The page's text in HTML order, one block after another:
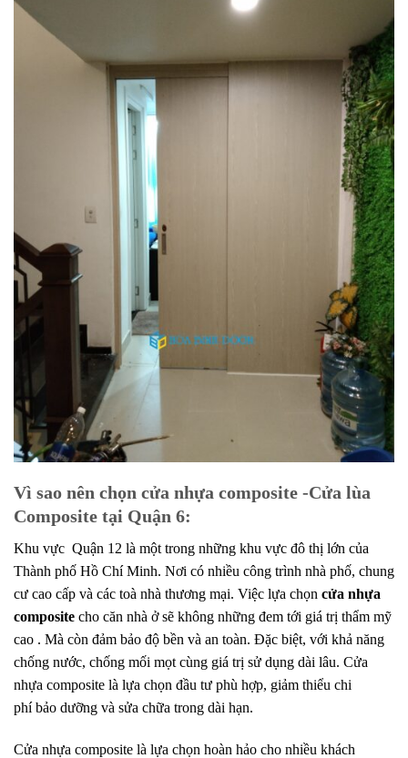
Vì sao nên chọn cửa nhựa composite -Cửa lùa
Composite tại Quận 6:
Khu vực Quận 12 là một trong những khu vực đô thị lớn của
Thành phố Hồ Chí Minh. Nơi có nhiều công trình nhà phố, chung
cư cao cấp và các toà nhà thương mại. Việc lựa chọn cửa nhựa
composite cho căn nhà ở sẽ không những đem tới giá trị thẩm mỹ
cao . Mà còn đảm bảo độ bền và an toàn. Đặc biệt, với khả năng
chống nước, chống mối mọt cùng giá trị sử dụng dài lâu. Cửa
nhựa composite là lựa chọn đầu tư phù hợp, giảm thiểu chi
phíbảo dưỡng và sửa chữa trong dài hạn.
Cửa nhựa composite là lựa chọn hoàn hảo cho nhiều khách